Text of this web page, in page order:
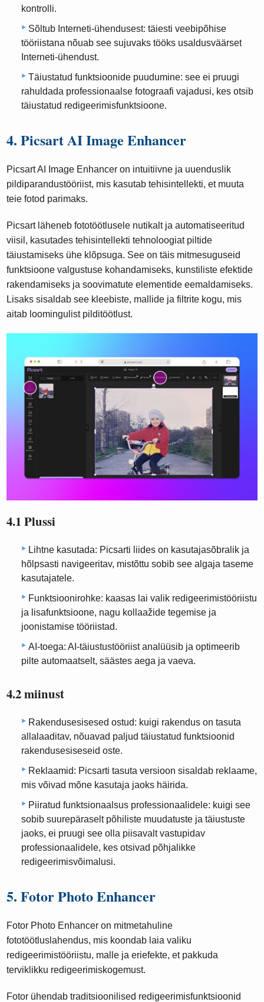
kontrolli.
Sõltub Interneti-ühendusest: täiesti veebipõhise
tööriistana nõuab see sujuvaks tööks usaldusväärset
Interneti-ühendust.
Täiustatud funktsioonide puudumine: see ei pruugi
rahuldada professionaalse fotograafi vajadusi, kes otsib
täiustatud redigeerimisfunktsioone.
4. Picsart AI Image Enhancer
Picsart AI Image Enhancer on intuitiivne ja uuenduslik
pildiparandustööriist, mis kasutab tehisintellekti, et muuta
teie fotod parimaks.
Picsart läheneb fototöötlusele nutikalt ja automatiseeritud
viisil, kasutades tehisintellekti tehnoloogiat piltide
täiustamiseks ühe klõpsuga. See on täis mitmesuguseid
funktsioone valgustuse kohandamiseks, kunstiliste efektide
rakendamiseks ja soovimatute elementide eemaldamiseks.
Lisaks sisaldab see kleebiste, mallide ja filtrite kogu, mis
aitab loomingulist pilditöötlust.
4.1 Plussi
Lihtne kasutada: Picsarti liides on kasutajasõbralik ja
hõlpsasti navigeeritav, mistõttu sobib see algaja taseme
kasutajatele.
Funktsioonirohke: kaasas lai valik redigeerimistööriistu
ja lisafunktsioone, nagu kollaažide tegemise ja
joonistamise tööriistad.
AI-toega: AI-täiustustööriist analüüsib ja optimeerib
pilte automaatselt, säästes aega ja vaeva.
4.2 miinust
Rakendusesisesed ostud: kuigi rakendus on tasuta
allalaaditav, nõuavad paljud täiustatud funktsioonid
rakendusesiseseid oste.
Reklaamid: Picsarti tasuta versioon sisaldab reklaame,
mis võivad mõne kasutaja jaoks häirida.
Piiratud funktsionaalsus professionaalidele: kuigi see
sobib suurepäraselt põhiliste muudatuste ja täiustuste
jaoks, ei pruugi see olla piisavalt vastupidav
professionaalidele, kes otsivad põhjalikke
redigeerimisvõimalusi.
5. Fotor Photo Enhancer
Fotor Photo Enhancer on mitmetahuline
fototöötluslahendus, mis koondab laia valiku
redigeerimistööriistu, malle ja eriefekte, et pakkuda
terviklikku redigeerimiskogemust.
Fotor ühendab traditsioonilised redigeerimisfunktsioonid